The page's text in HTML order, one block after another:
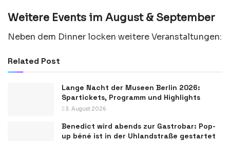
Weitere Events im August & September
Neben dem Dinner locken weitere Veranstaltungen:
Related Post
Lange Nacht der Museen Berlin 2026:
Spartickets, Programm und Highlights
3. August 2026
Benedict wird abends zur Gastrobar: Pop-
up béné ist in der Uhlandstraße gestartet